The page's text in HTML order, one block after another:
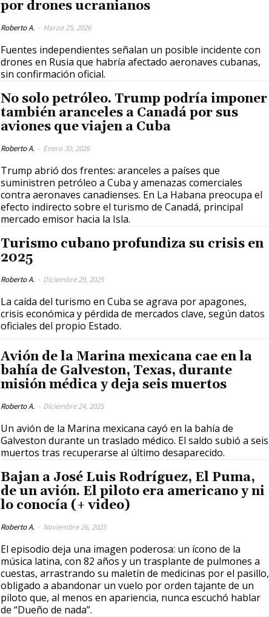
por drones ucranianos
Roberto A. - Marzo 25, 2026
Fuentes independientes señalan un posible incidente con
drones en Rusia que habría afectado aeronaves cubanas,
sin confirmación oficial.
No solo petróleo. Trump podría imponer
también aranceles a Canadá por sus
aviones que viajen a Cuba
Roberto A. - Enero 30, 2026
Trump abrió dos frentes: aranceles a países que
suministren petróleo a Cuba y amenazas comerciales
contra aeronaves canadienses. En La Habana preocupa el
efecto indirecto sobre el turismo de Canadá, principal
mercado emisor hacia la Isla.
Turismo cubano profundiza su crisis en
2025
Roberto A. - Diciembre 29, 2025
La caída del turismo en Cuba se agrava por apagones,
crisis económica y pérdida de mercados clave, según datos
oficiales del propio Estado.
Avión de la Marina mexicana cae en la
bahía de Galveston, Texas, durante
misión médica y deja seis muertos
Roberto A. - Diciembre 24, 2025
Un avión de la Marina mexicana cayó en la bahía de
Galveston durante un traslado médico. El saldo subió a seis
muertos tras recuperarse al último desaparecido.
Bajan a José Luis Rodríguez, El Puma,
de un avión. El piloto era americano y ni
lo conocía (+ video)
Roberto A. - Noviembre 26, 2025
El episodio deja una imagen poderosa: un ícono de la
música latina, con 82 años y un trasplante de pulmones a
cuestas, arrastrando su maletín de medicinas por el pasillo,
obligado a abandonar un vuelo por orden tajante de un
piloto que, al menos en apariencia, nunca escuchó hablar
de “Dueño de nada”.